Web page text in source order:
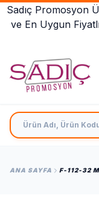
Sadıç Promosyon
ve En Uygun
Ürün Adı, Ürün
ANA SAYFA F-112-32